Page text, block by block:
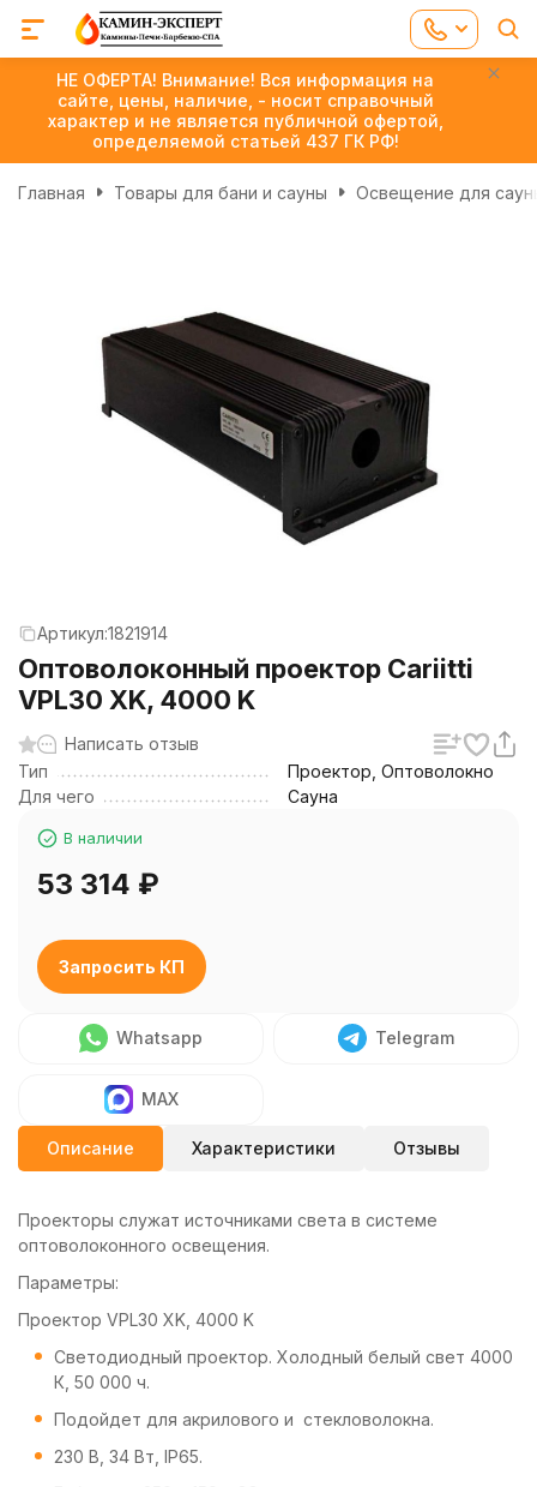
НЕ ОФЕРТА! Внимание! Вся информация на
сайте, цены, наличие, - носит справочный
характер и не является публичной офертой,
определяемой статьей 437 ГК РФ!
Главная Товары для бани и сауны Освещение для
Артикул:1821914
Оптоволоконный проектор Cariitti
VPL30 XK, 4000 K
Написать отзыв
Тип
Проектор, Оптоволокно
Для чего
Сауна
В наличии
53 314 ₽
Запросить КП
Whatsapp Telegram
MAX
Описание Характеристики Отзывы
Проекторы служат источниками света в системе
оптоволоконного освещения.
Параметры:
Проектор VPL30 XK, 4000 K
Светодиодный проектор. Холодный белый свет 4000
К, 50 000 ч.
Подойдет для акрилового и стекловолокна.
230 В, 34 Вт, IP65.